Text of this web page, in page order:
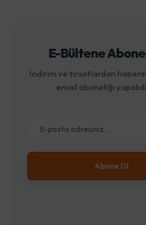
E-Bültene
İndirim ve fırsatlardan
email aboneliği
Abone Ol